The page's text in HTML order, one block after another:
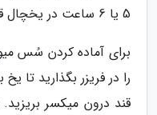
5 یا 6 ساعت در یخچال قرار دهید تا خودش را بگیرد.
برای آماده کردن سُس
را در فریزر بگذارید تا
قند درون میکسر